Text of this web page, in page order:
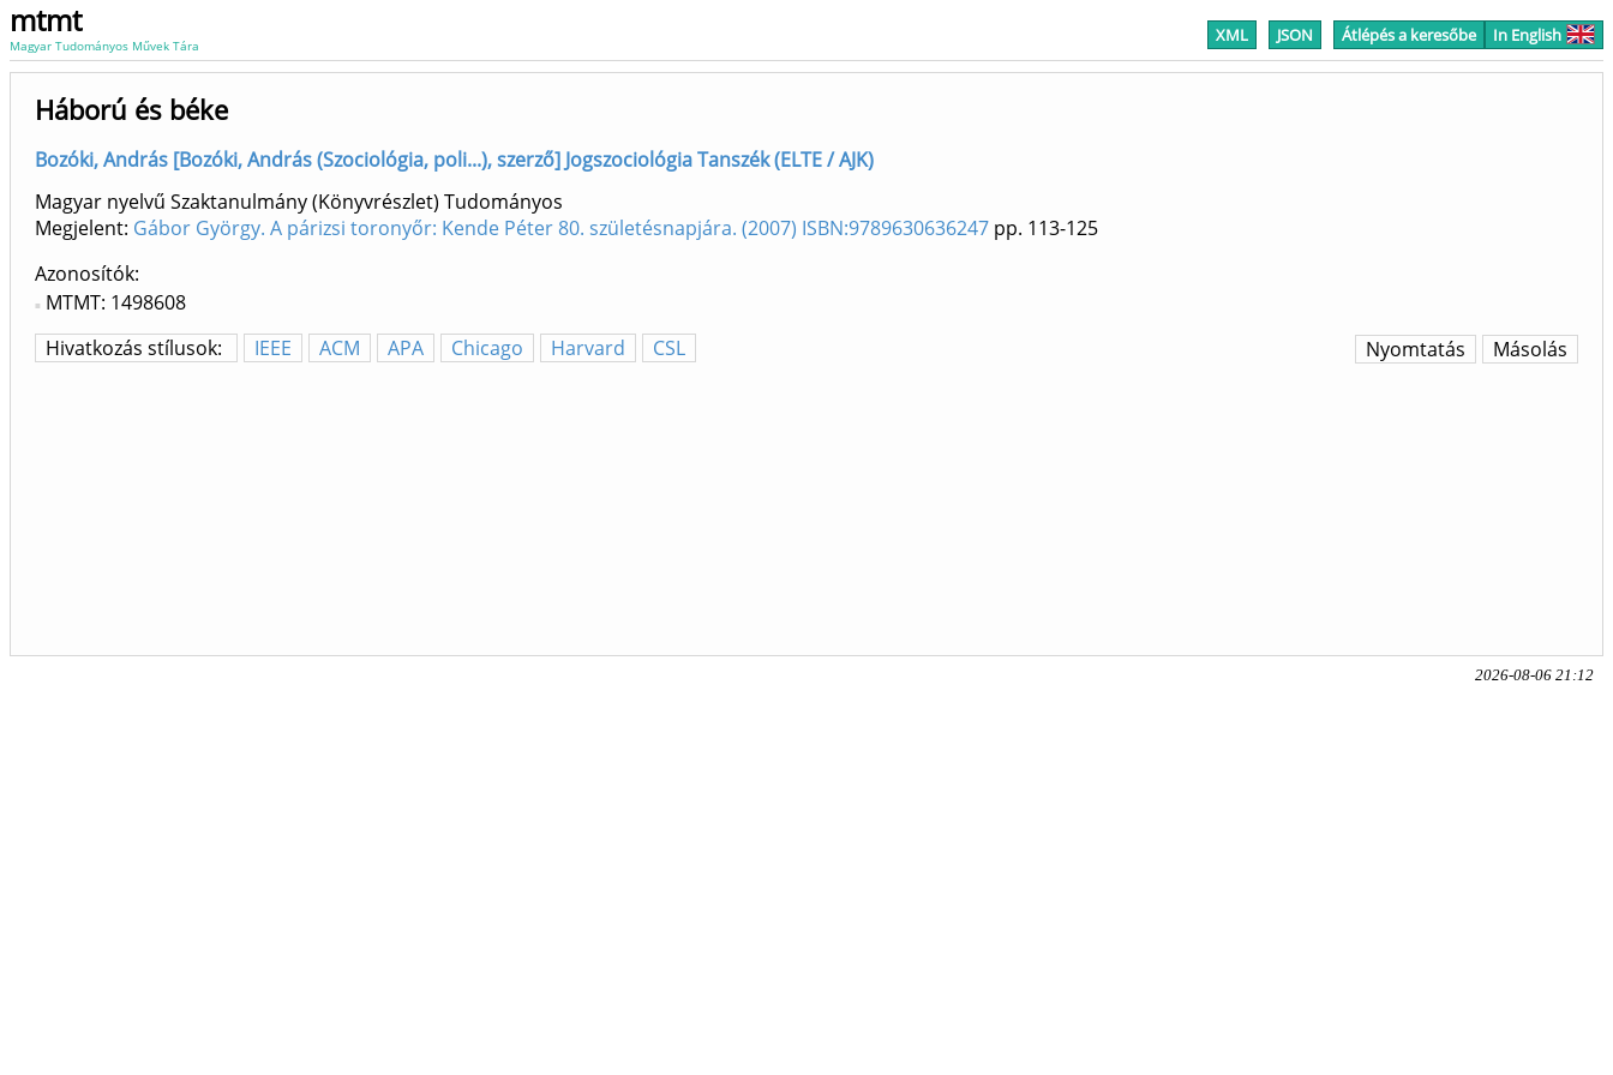
mtmt
Magyar Tudományos Művek Tára XML JSON Átlépés a keresőbe In English
Háború és béke
Bozóki, András [Bozóki, András (Szociológia, poli...), szerző] Jogszociológia Tanszék (ELTE / AJK)
Magyar nyelvű Szaktanulmány (Könyvrészlet) Tudományos
Megjelent: Gábor György. A párizsi toronyőr: Kende Péter 80. születésnapjára. (2007) ISBN:9789630636247 pp. 113-125
Azonosítók
MTMT: 1498608
Hivatkozás stílusok:
IEEE ACM APA Chicago Harvard CSL Másolás
Nyomtatás
2026-08-06 21:12